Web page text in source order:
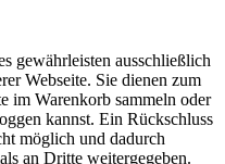
gewährleisten ausschließlich
Webseite. Sie dienen zum
im Warenkorb sammeln oder
kannst. Ein Rückschluss
möglich und dadurch
an Dritte weitergegeben.